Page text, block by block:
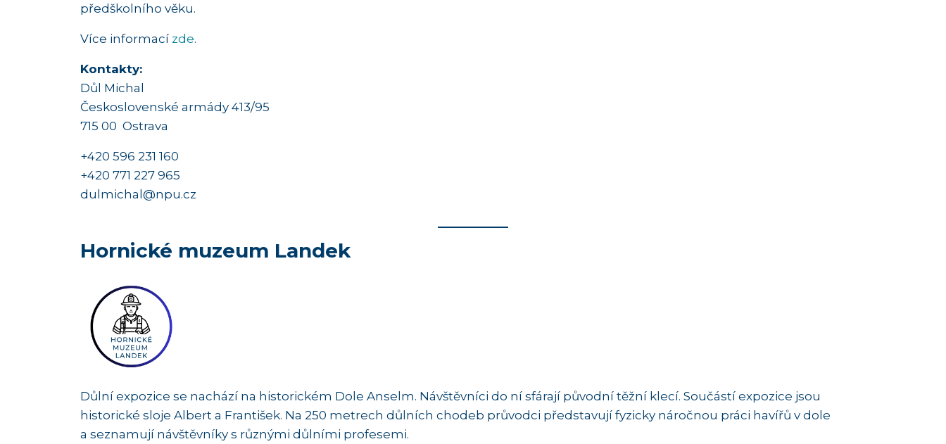
předškolního věku.
Více informací zde.
Kontakty:
Důl Michal
Československé armády 413/95
715 00 Ostrava
+420 596 231 160
+420 771 227 965
dulmichal@npu.cz
Hornické muzeum Landek
Důlní expozice se nachází na historickém Dole Anselm. Návštěvníci do ní sfárají původní těžní klecí. Součástí expozice jsou
historické sloje Albert a František. Na 250 metrech důlních chodeb průvodci představují fyzicky náročnou práci havířů v dole
a seznamují návštěvníky s různými důlními profesemi.